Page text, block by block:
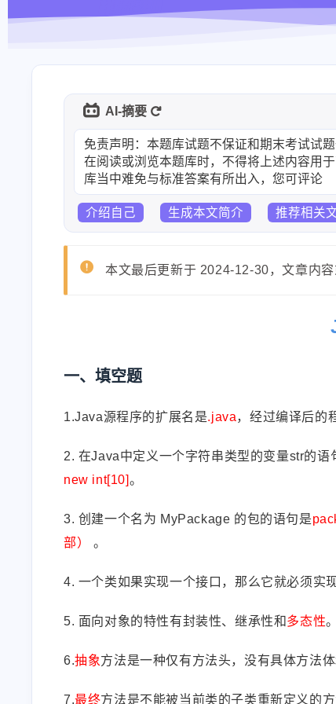
AI-摘要
免责声明：本题库试题不保证和期末考试试
在阅读或浏览本题库时，不得将上述内容用
库当中难免与标准答案有所出入，您可评论区
介绍自己 生成本文简介 推荐相关
本文最后更新于 2024-12-30，文章内
一、填空题
1.Java源程序的扩展名是.java，经过编译后的
2. 在Java中定义一个字符串类型的变量str的语
new int[10]。
3. 创建一个名为 MyPackage 的包的语句是
部）
。
4. 一个类如果实现一个接口，那么它就必须实
5. 面向对象的特性有封装性、继承性和多态性。
6.抽象方法是一种仅有方法头，没有具体方法
7.最终方法是不能被当前类的子类重新定义的方